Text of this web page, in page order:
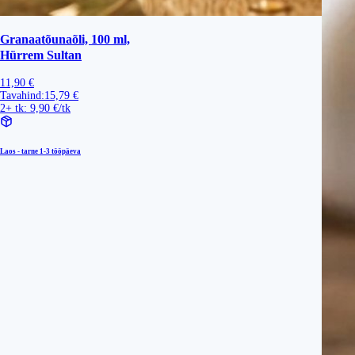
Granaatõunaõli, 100 ml,
Hürrem Sultan
11,90 €
Tavahind:15,79 €
2+ tk: 9,90 €/tk
Laos - tarne 1-3 tööpäeva